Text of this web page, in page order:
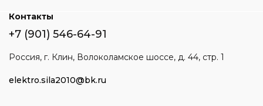
Контакты
+7 (901) 546-64-91
Россия, г. Клин, Волоколамское шоссе, д. 44, стр. 1
elektro.sila2010@bk.ru